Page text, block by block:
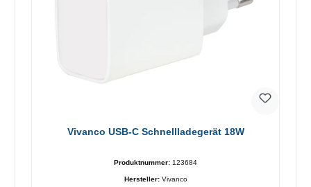
Vivanco USB-C Schnellladegerät 18W
Produktnummer: 123684
Hersteller: Vivanco